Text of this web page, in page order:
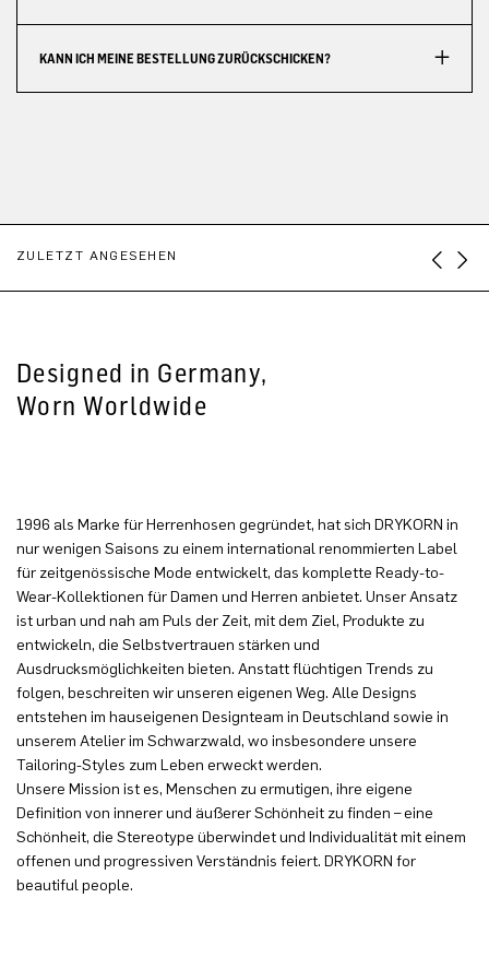
KANN ICH MEINE BESTELLUNG ZURÜCKSCHICKEN?
ZULETZT ANGESEHEN
Designed in Germany,
Worn Worldwide
1996 als Marke für Herrenhosen gegründet, hat sich DRYKORN in
nur wenigen Saisons zu einem international renommierten Label
für zeitgenössische Mode entwickelt, das komplette Ready-to-
Wear-Kollektionen für Damen und Herren anbietet. Unser Ansatz
ist urban und nah am Puls der Zeit, mit dem Ziel, Produkte zu
entwickeln, die Selbstvertrauen stärken und
Ausdrucksmöglichkeiten bieten. Anstatt flüchtigen Trends zu
folgen, beschreiten wir unseren eigenen Weg. Alle Designs
entstehen im hauseigenen Designteam in Deutschland sowie in
unserem Atelier im Schwarzwald, wo insbesondere unsere
Tailoring-Styles zum Leben erweckt werden.
Unsere Mission ist es, Menschen zu ermutigen, ihre eigene
Definition von innerer und äußerer Schönheit zu finden – eine
Schönheit, die Stereotype überwindet und Individualität mit einem
offenen und progressiven Verständnis feiert. DRYKORN for
beautiful people.